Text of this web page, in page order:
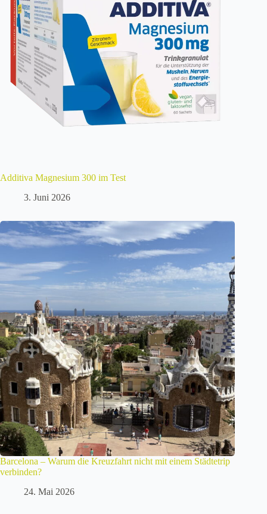
Additiva Magnesium 300 im Test
3. Juni 2026
Barcelona – Warum die Kreuzfahrt nicht mit einem Städtetrip
verbinden?
24. Mai 2026